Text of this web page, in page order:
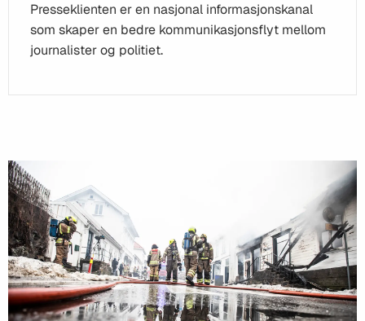
Presseklienten er en nasjonal informasjonskanal
som skaper en bedre kommunikasjonsflyt mellom
journalister og politiet.